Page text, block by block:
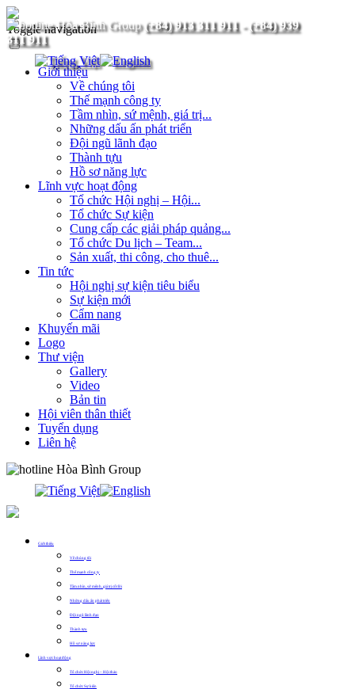
(+84) 913 311 911- (+84) 939
311 911
Toggle navigation
Giới thiệu
Về chúng tôi
Thế mạnh công ty
Tầm nhìn, sứ mệnh, giá trị...
Những dấu ấn phát triển
Đội ngũ lãnh đạo
Thành tựu
Hồ sơ năng lực
Lĩnh vực hoạt động
Tổ chức Hội nghị – Hội...
Tổ chức Sự kiện
Cung cấp các giải pháp quảng...
Tổ chức Du lịch – Team...
Sản xuất, thi công, cho thuê...
Tin tức
Hội nghị sự kiện tiêu biểu
Sự kiện mới
Cẩm nang
Khuyến mãi
Logo
Thư viện
Gallery
Video
Bản tin
Hội viên thân thiết
Tuyển dụng
Liên hệ
Giới thiệu
Về chúng tôi
Thế mạnh công ty
Tầm nhìn, sứ mệnh, giá trị cốt lõi
Những dấu ấn phát triển
Đội ngũ lãnh đạo
Thành tựu
Hồ sơ năng lực
Lĩnh vực hoạt động
Tổ chức Hội nghị – Hội thảo
Tổ chức Sự kiện